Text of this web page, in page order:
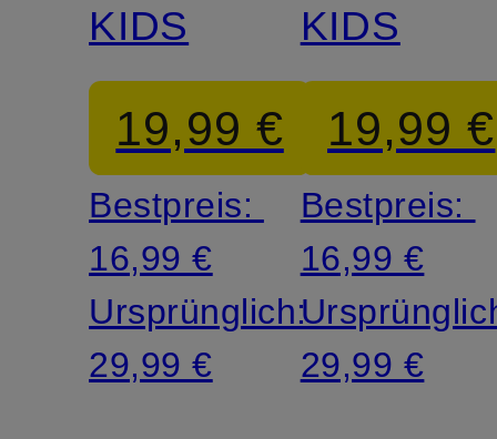
KIDS
19,99 €
Bestpreis:
16,99 €
Ursprünglich:
29,99 €
KIDS
19,99 €
Bestpreis:
16,99 €
29,99 €